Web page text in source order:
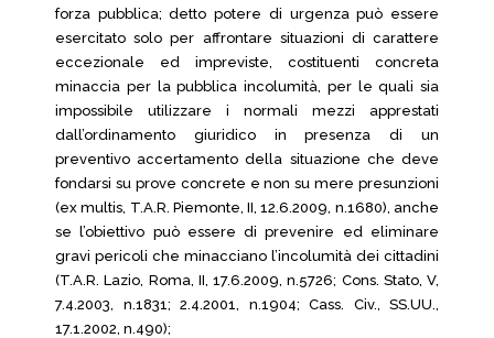
forza pubblica; detto potere di urgenza può essere
esercitato solo per affrontare situazioni di carattere
eccezionale ed impreviste, costituenti concreta
minaccia per la pubblica incolumità, per le quali sia
impossibile utilizzare i normali mezzi apprestati
dall’ordinamento giuridico in presenza di un
preventivo accertamento della situazione che deve
fondarsi su prove concrete e non su mere presunzioni
(ex multis, T.A.R. Piemonte, II, 12.6.2009, n.1680), anche
se l’obiettivo può essere di prevenire ed eliminare
gravi pericoli che minacciano l’incolumità dei cittadini
(T.A.R. Lazio, Roma, II, 17.6.2009, n.5726; Cons. Stato, V,
7.4.2003, n.1831; 2.4.2001, n.1904; Cass. Civ., SS.UU.,
17.1.2002, n.490);